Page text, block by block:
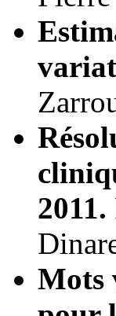
2011.
Mots